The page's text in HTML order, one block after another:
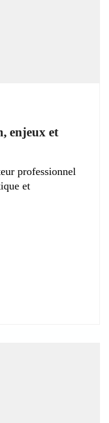
enjeux et
professionnel
et